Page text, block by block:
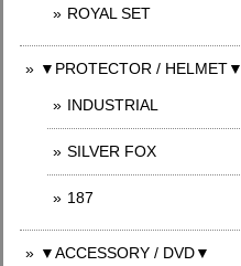
ROYAL SET
▼PROTECTOR / HELMET▼
INDUSTRIAL
SILVER FOX
187
▼ACCESSORY / DVD▼